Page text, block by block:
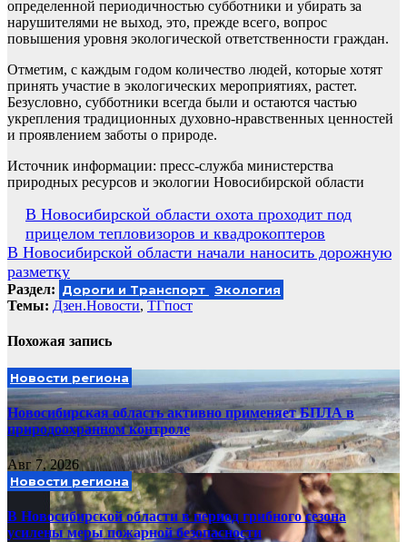
определенной периодичностью субботники и убирать за
нарушителями не выход, это, прежде всего, вопрос
повышения уровня экологической ответственности граждан.
Отметим, с каждым годом количество людей, которые хотят
принять участие в экологических мероприятиях, растет.
Безусловно, субботники всегда были и остаются частью
укрепления традиционных духовно-нравственных ценностей
и проявлением заботы о природе.
Источник информации: пресс-служба министерства
природных ресурсов и экологии Новосибирской области
Навигация
по
записям
В Новосибирской области охота проходит под
прицелом тепловизоров и квадрокоптеров
В Новосибирской области начали наносить дорожную
разметку
Раздел: Дороги и Транспорт Экология
Темы: Дзен.Новости, ТГпост
Похожая запись
Новости региона
Новосибирская область активно применяет БПЛА в
природоохранном контроле
Авг 7, 2026
Новости региона
В Новосибирской области в период грибного сезона
усилены меры пожарной безопасности